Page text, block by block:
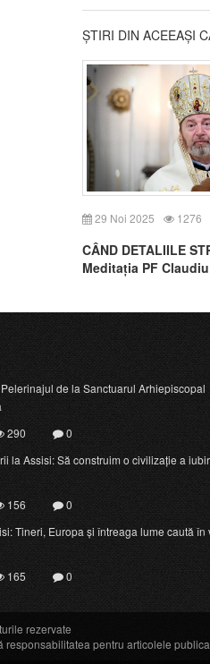
ȘTIRI DIN ACEEAȘI
29 Noi 2025 1276
CÂND DETALIILE
Meditația PF
de la Sanctuarul Arhiepiscopal
290
0
la Assisi: Să construim o civilizație a
156
0
Tineri, Europa și întreaga lume caută în
165 0
rezervate
pentru articolele